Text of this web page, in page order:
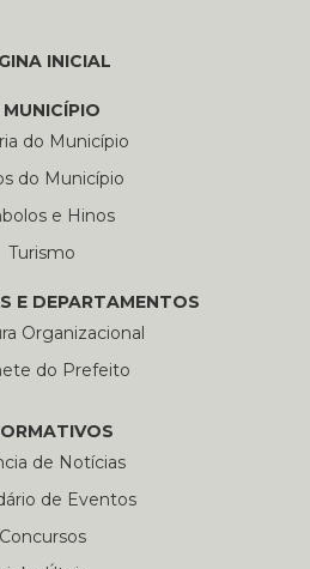
INICIAL
MUNICÍPIO
do Município
do Município
e Hinos
Turismo
E DEPARTAMENTOS
Organizacional
do Prefeito
de Notícias
de Eventos
Concursos